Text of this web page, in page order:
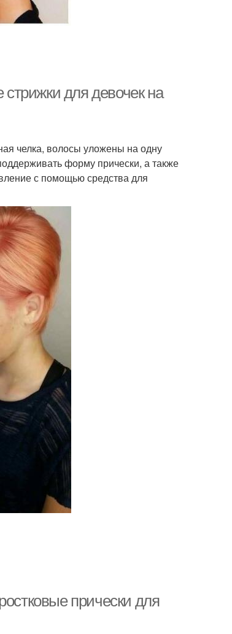
стрижки для девочек на
челка, волосы уложены на одну
форму прически, а также
с помощью средства для
прически для